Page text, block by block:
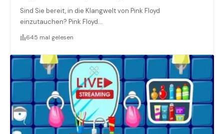
Sind Sie bereit, in die Klangwelt von Pink Floyd
einzutauchen? Pink Floyd…
645 mal gelesen